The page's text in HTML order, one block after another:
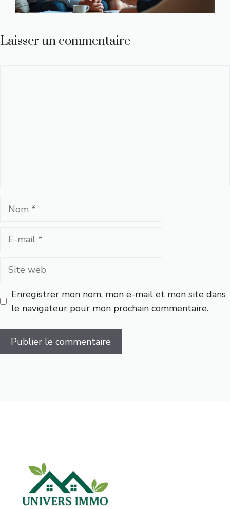
Laisser un commentaire
Nom
Site
Enregistrer mon nom, mon e-mail et mon site dans
le navigateur pour mon prochain commentaire.